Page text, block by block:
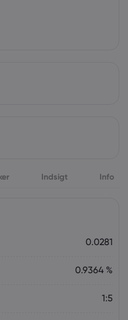
Indsigt Info
0.0281
0.9364 %
1:5